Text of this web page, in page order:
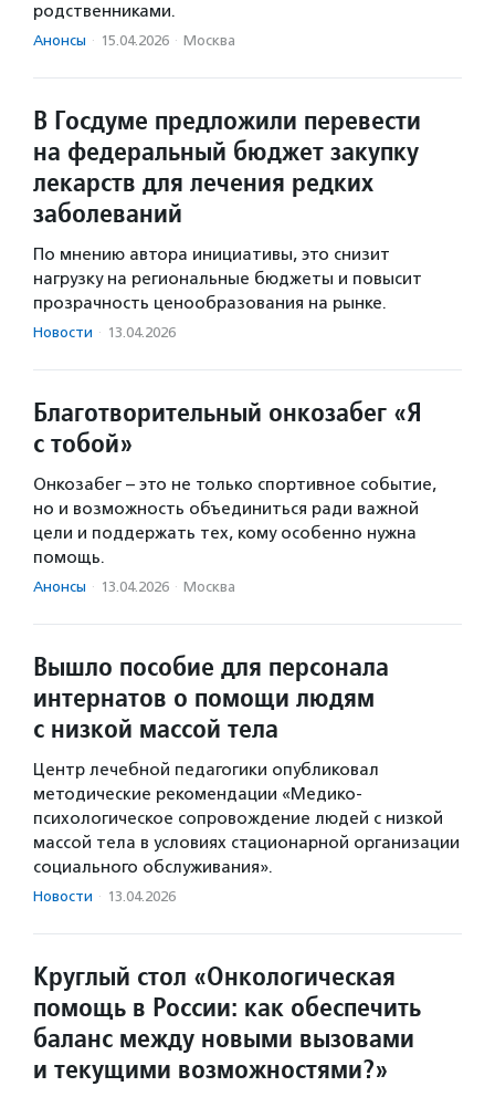
родственниками.
Анонсы · 15.04.2026 · Москва
В Госдуме предложили перевести
на федеральный бюджет закупку
лекарств для лечения редких
заболеваний
По мнению автора инициативы, это снизит
нагрузку на региональные бюджеты и повысит
прозрачность ценообразования на рынке.
Новости · 13.04.2026
Благотворительный онкозабег «Я
с тобой»
Онкозабег – это не только спортивное событие,
но и возможность объединиться ради важной
цели и поддержать тех, кому особенно нужна
помощь.
Анонсы · 13.04.2026 · Москва
Вышло пособие для персонала
интернатов о помощи людям
с низкой массой тела
Центр лечебной педагогики опубликовал
методические рекомендации «Медико-
психологическое сопровождение людей с низкой
массой тела в условиях стационарной организации
социального обслуживания».
Новости · 13.04.2026
Круглый стол «Онкологическая
помощь в России: как обеспечить
баланс между новыми вызовами
и текущими возможностями?»